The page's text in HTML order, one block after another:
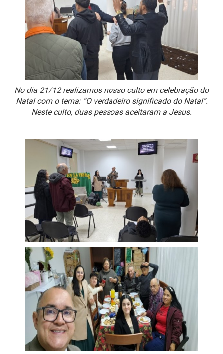
No dia 21/12 realizamos nosso culto em celebração do
Natal com o tema: “O verdadeiro significado do Natal”.
Neste culto, duas pessoas aceitaram a Jesus.